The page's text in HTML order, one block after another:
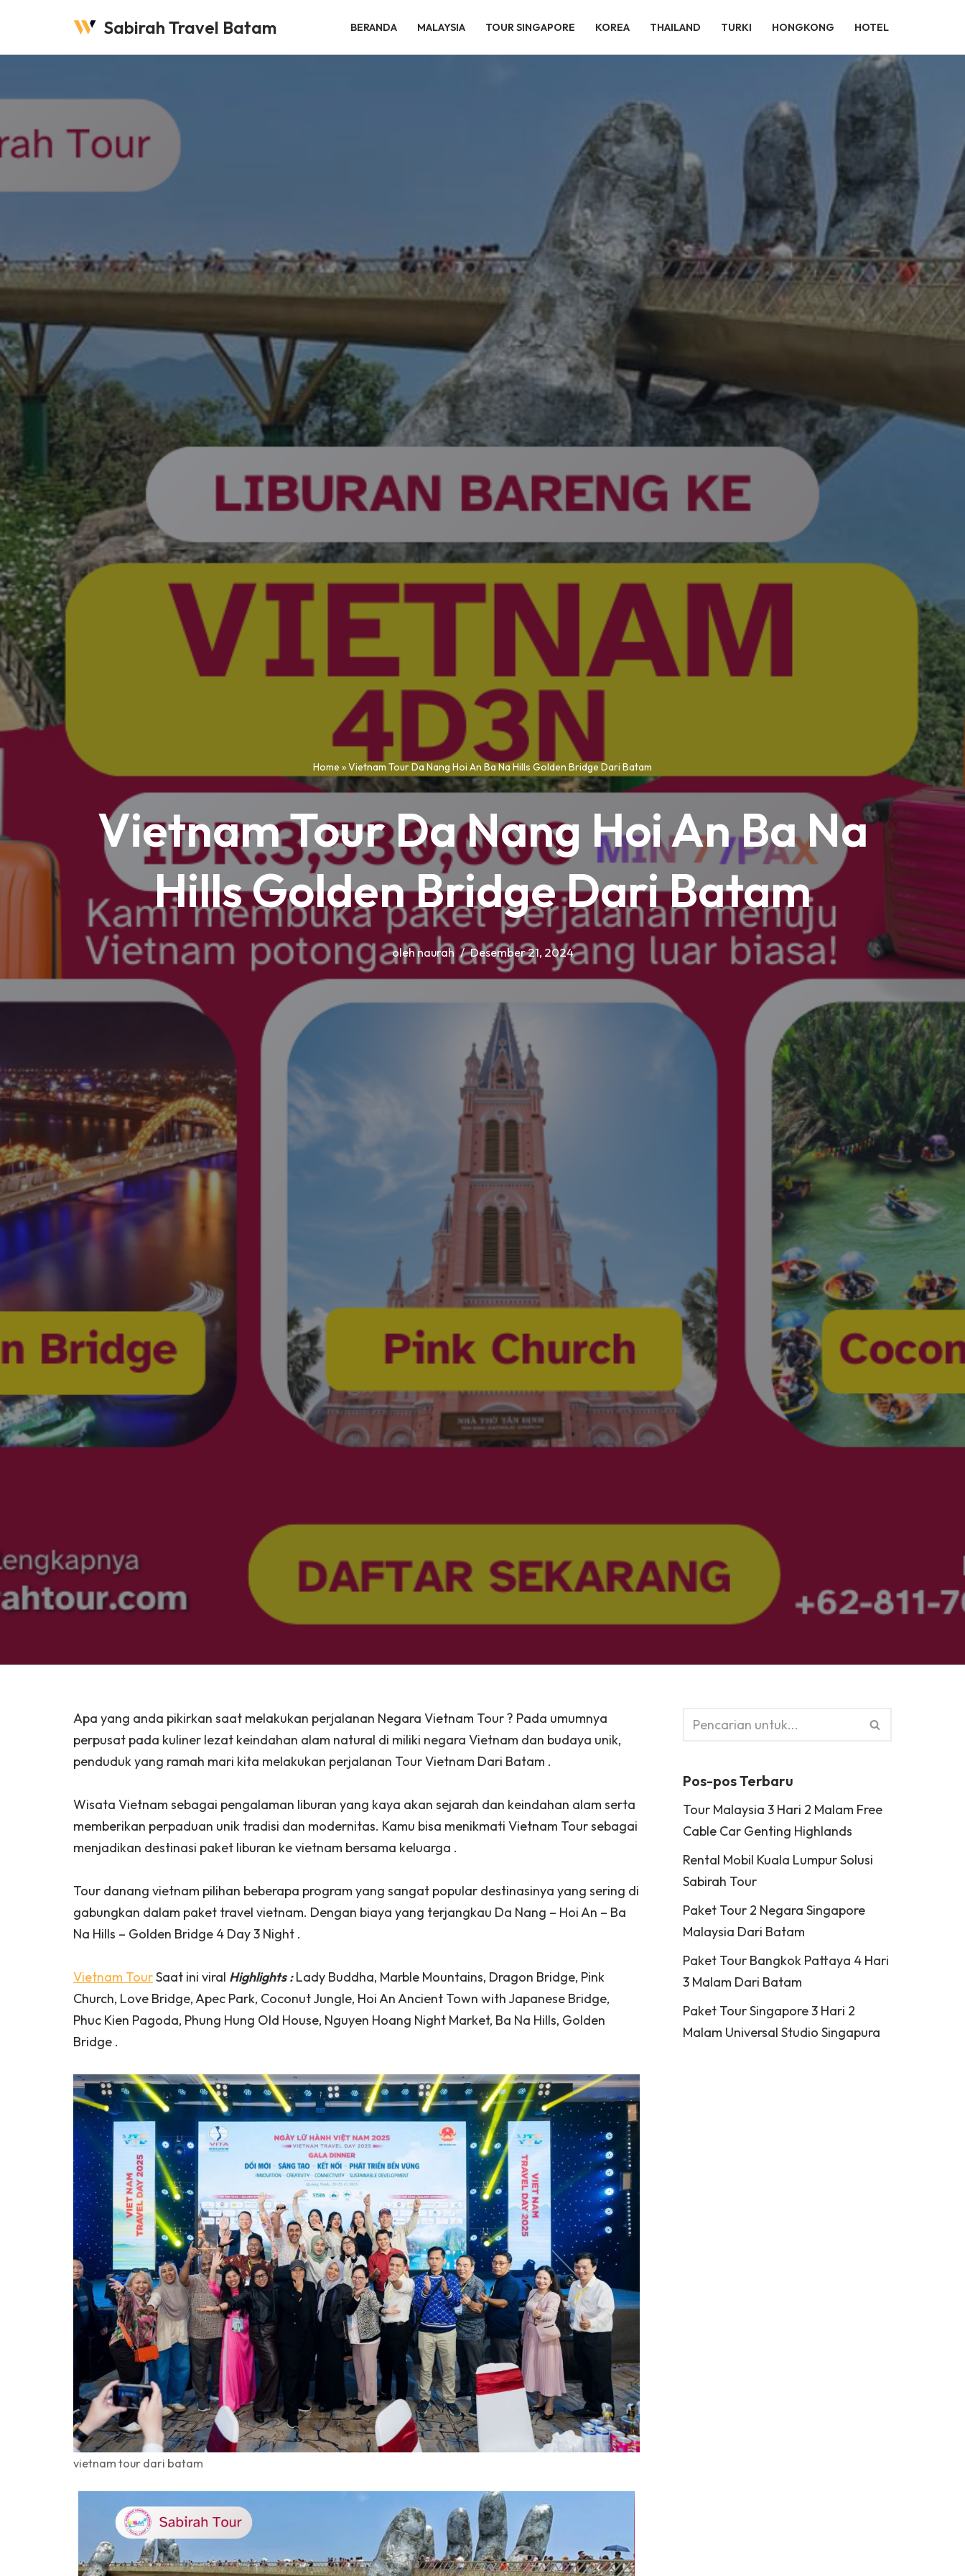
Sabirah Travel Batam BERANDA MALAYSIA TOUR SINGAPORE KOREA THAILAND TURKI HONGKONG HOTEL
Home »Vietnam Tour Da Nang Hoi An Ba Na Hills Golden Bridge Dari Batam
Vietnam Tour Da Nang Hoi An Ba Na
Hills Golden Bridge Dari Batam
olehnaurah Desember 21, 2024
Apa yang anda pikirkan saat melakukan perjalanan Negara Vietnam Tour ? Pada umumnya
perpusat pada kuliner lezat keindahan alam natural di miliki negara Vietnam dan budaya unik,
penduduk yang ramah mari kita melakukan perjalanan Tour Vietnam Dari Batam .
Wisata Vietnam sebagai pengalaman liburan yang kaya akan sejarah dan keindahan alam serta
memberikan perpaduan unik tradisi dan modernitas. Kamu bisa menikmati Vietnam Tour sebagai
menjadikan destinasi paket liburan ke vietnam bersama keluarga .
Tour danang vietnam pilihan beberapa program yang sangat popular destinasinya yang sering di
gabungkan dalam paket travel vietnam. Dengan biaya yang terjangkau Da Nang – Hoi An – Ba
Na Hills – Golden Bridge 4 Day 3 Night .
Vietnam TourSaat ini viral Highlights : Lady Buddha, Marble Mountains, Dragon Bridge, Pink
Church, Love Bridge, Apec Park, Coconut Jungle, Hoi An Ancient Town with Japanese Bridge,
Phuc Kien Pagoda, Phung Hung Old House, Nguyen Hoang Night Market, Ba Na Hills, Golden
Bridge .
vietnam tour dari batam
Pos-pos Terbaru
Tour Malaysia 3 Hari 2 Malam Free
Cable Car Genting Highlands
Rental Mobil Kuala Lumpur Solusi
Sabirah Tour
Paket Tour 2 Negara Singapore
Malaysia Dari Batam
Paket Tour Bangkok Pattaya 4 Hari
3 Malam Dari Batam
Paket Tour Singapore 3 Hari 2
Malam Universal Studio Singapura